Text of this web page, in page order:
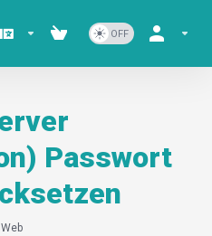
Passwort
Web